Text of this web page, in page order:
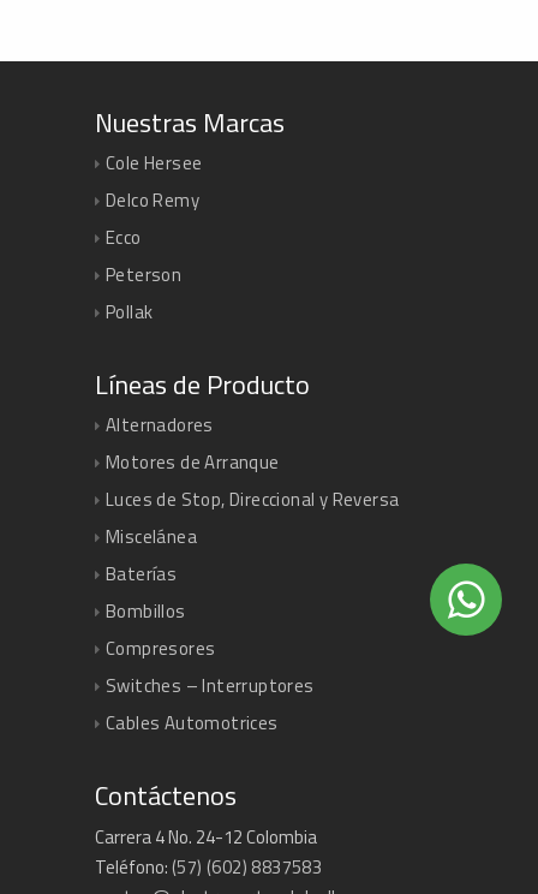
Nuestras Marcas
Cole Hersee
Delco Remy
Ecco
Peterson
Pollak
Líneas de Producto
Alternadores
Motores de Arranque
Luces de Stop, Direccional y Reversa
Miscelánea
Baterías
Bombillos
Compresores
Switches – Interruptores
Cables Automotrices
Contáctenos
Carrera 4 No. 24-12 Colombia
Teléfono:(57) (602) 8837583